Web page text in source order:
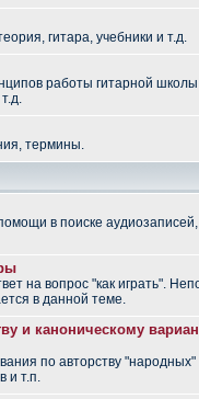
гитара, учебники и т.д.
работы гитарной
термины.
в поиске аудиозаписей,
на вопрос "как играть".
в данной теме.
и каноническому
по авторству "народных"
и т.п.